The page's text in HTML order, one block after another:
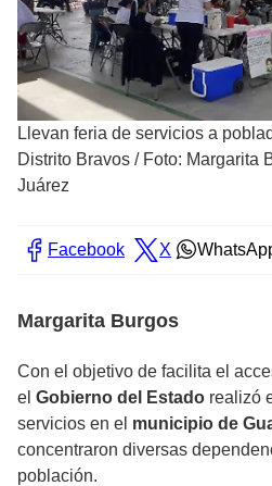
Llevan feria de servicios a
Distrito Bravos / Foto: Margarita
Juárez
Facebook X
Margarita Burgos
Con el objetivo de facilita el
el Gobierno del Estado realizó
servicios en el municipio de
concentraron diversas
población.